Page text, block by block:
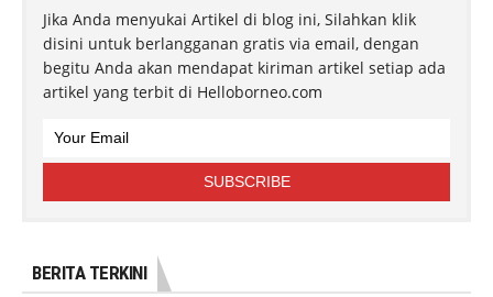
Jika Anda menyukai Artikel di blog ini, Silahkan klik
disini untuk berlangganan gratis via email, dengan
begitu Anda akan mendapat kiriman artikel setiap ada
artikel yang terbit di Helloborneo.com
BERITA TERKINI